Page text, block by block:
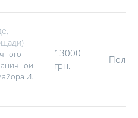
И.
13000
грн.